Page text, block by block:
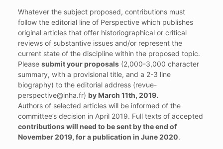
Whatever the subject proposed, contributions must
follow the editorial line of Perspective which publishes
original articles that offer historiographical or critical
reviews of substantive issues and/or represent the
current state of the discipline within the proposed topic.
Please submit your proposals(2,000-3,000 character
summary, with a provisional title, and a 2-3 line
biography) to the editorial address (revue-
perspective@inha.fr) by March 11th, 2019.
Authors of selected articles will be informed of the
committee’s decision in April 2019. Full texts of accepted
contributions will need to be sent by the end of
November 2019, for a publication in June 2020.